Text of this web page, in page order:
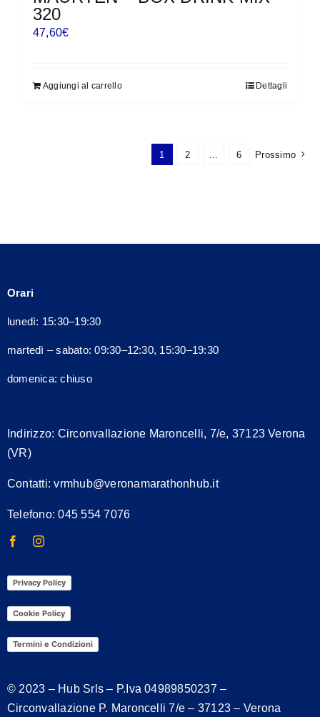
320
47,60€
Aggiungi al carrello Dettagli
1 2 6 Prossimo
Orari
lunedì: 15:30–19:30
martedì – sabato: 09:30–12:30, 15:30–19:30
domenica: chiuso
Indirizzo: Circonvallazione Maroncelli, 7/e, 37123 Verona
(VR)
Contatti:vrmhub@veronamarathonhub.it
Telefono: 045 554 7076
Privacy Policy
Cookie Policy
Termini e Condizioni
© 2023 – Hub Srls – P.Iva04989850237 –
Circonvallazione P. Maroncelli 7/e – 37123 – Verona